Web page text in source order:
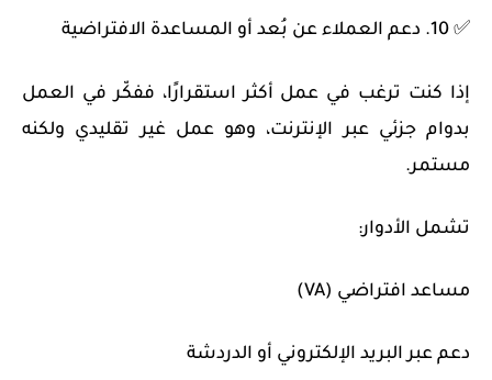
✅ 10. دعم العملاء عن بُعد أو المساعدة الافتراضية
إذا كنت ترغب في عمل أكثر استقرارًا، ففكّر في العمل
بدوام جزئي عبر الإنترنت، وهو عمل غير تقليدي ولكنه
مستمر.
تشمل الأدوار:
مساعد افتراضي (VA)
دعم عبر البريد الإلكتروني أو الدردشة